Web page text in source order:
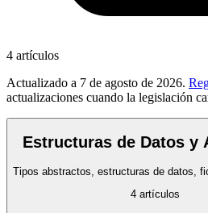
4 artículos
Actualizado a 7 de agosto de 2026.
actualizaciones cuando la legislación
Estructuras de Datos y
Tipos abstractos, estructuras de datos,
4 artículos